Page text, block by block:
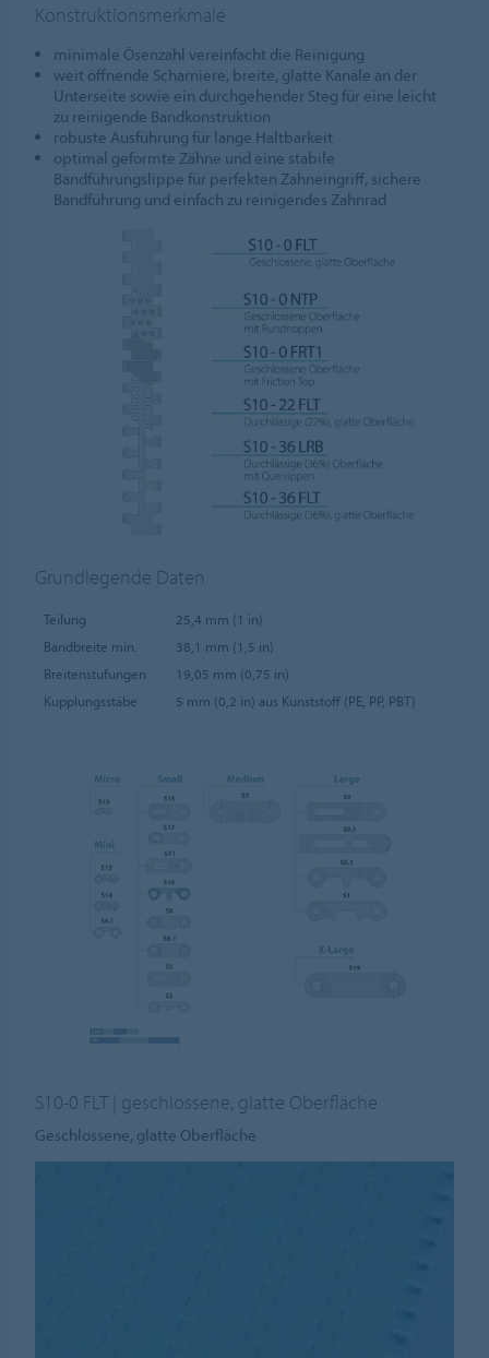
Konstruktionsmerkmale
minimale Ösenzahl vereinfacht die Reinigung
weit öffnende Scharniere, breite, glatte Kanäle an der
Unterseite sowie ein durchgehender Steg für eine leicht
zu reinigende Bandkonstruktion
robuste Ausführung für lange Haltbarkeit
optimal geformte Zähne und eine stabile
Bandführungslippe für perfekten Zahneingriff, sichere
Bandführung und einfach zu reinigendes Zahnrad
Grundlegende Daten
Teilung
25,4 mm (1 in)
Bandbreite min.
38,1 mm (1,5 in)
Breitenstufungen
19,05 mm (0,75 in)
Kupplungsstäbe
5 mm (0,2 in) aus Kunststoff (PE, PP, PBT)
S10-0 FLT | geschlossene, glatte Oberfläche
Geschlossene, glatte Oberfläche